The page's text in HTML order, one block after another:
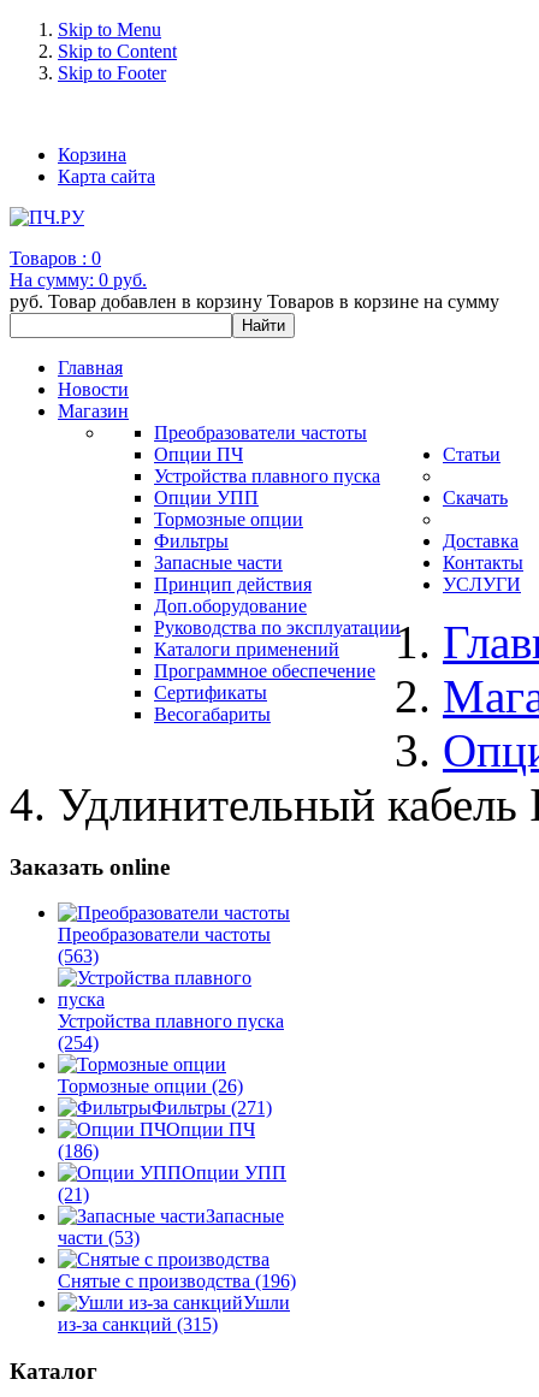
Skip to Menu
Skip to Content
Skip to Footer
Корзина
Карта сайта
Товаров : 0
На сумму: 0 руб.
руб. Товар добавлен в корзину Товаров в корзине на сумму
Главная
Новости
Магазин
Преобразователи частоты
Опции ПЧ
Устройства плавного пуска
Опции УПП
Тормозные опции
Фильтры
Запасные части
Статьи
Принцип действия
Доп.оборудование
Скачать
Руководства по эксплуатации
Каталоги применений
Программное обеспечение
Сертификаты
Весогабариты
Доставка
Контакты
УСЛУГИ
Удлинительный
Заказать online
Преобразователи частоты
(563)
Устройства плавного пуска
(254)
Тормозные опции (26)
Фильтры (271)
Опции ПЧ
(186)
Опции УПП
(21)
Запасные
части (53)
Снятые с производства (196)
Ушли
из-за санкций (315)
Каталог